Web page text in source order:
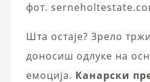
фот.
Шта остаје? Зрело
доносиш одлуке на
емоција. Канарски